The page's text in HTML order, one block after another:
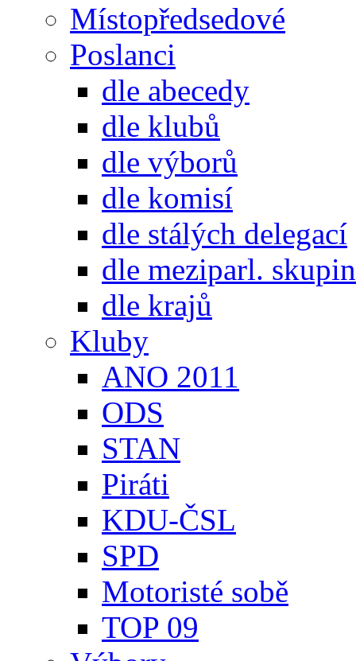
Místopředsedové
Poslanci
dle abecedy
dle klubů
dle výborů
dle komisí
dle stálých delegací
dle meziparl. skupin
dle krajů
Kluby
ANO 2011
ODS
STAN
Piráti
KDU-ČSL
SPD
Motoristé sobě
TOP 09